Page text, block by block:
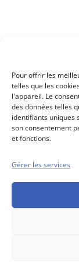
Pour offrir les
telles que les
l'appareil. Le
des données telles
identifiants uniques
son consentement
et fonctions.
Gérer les services
Conseils